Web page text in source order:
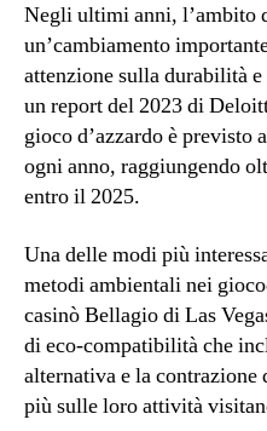
Negli ultimi anni, l’ambito
un’cambiamento
attenzione sulla durabilità
un report del 2023 di
gioco d’azzardo è previsto
ogni anno, raggiungendo
entro il 2025.
Una delle modi più
metodi ambientali nei
casinò Bellagio di Las
di eco-compatibilità che
alternativa e la contrazione
più sulle loro attività